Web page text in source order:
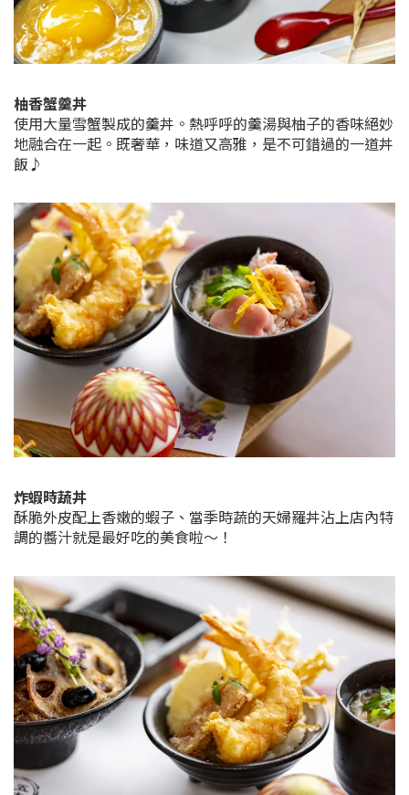
柚香蟹羹丼
使用大量雪蟹製成的羹丼。熱呼呼的羹湯與柚子的香味絕妙
地融合在一起。既奢華，味道又高雅，是不可錯過的一道丼
飯♪
炸蝦時蔬丼
酥脆外皮配上香嫩的蝦子、當季時蔬的天婦羅丼沾上店內特
調的醬汁就是最好吃的美食啦～！